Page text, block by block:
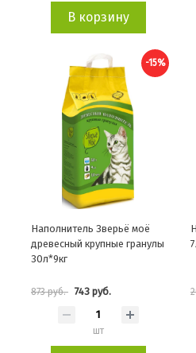
В корзину
-15%
Наполнитель Зверьё моё
древесный крупные гранулы
30л*9кг
873 руб. 743 руб.
шт